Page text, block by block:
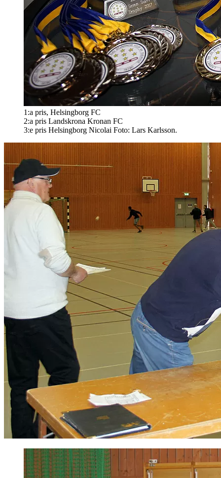
1:a pris, Helsingborg FC
2:a pris Landskrona Kronan FC
3:e pris Helsingborg Nicolai Foto: Lars Karlsson.